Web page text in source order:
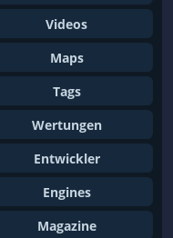
Videos
Maps
Tags
Wertungen
Entwickler
Engines
Magazine